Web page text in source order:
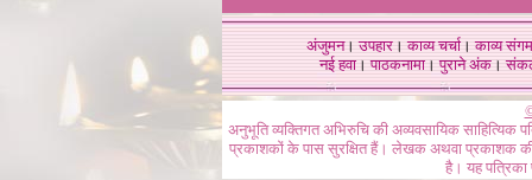
अंजुमन।उपहार।काव्य चर्चा।काव्य संगम
नई हवा। पाठकनामा। पुराने अंक।
अनुभूति व्यक्तिगत अभिरुचि की अव्यवसायिक
प्रकाशकों के पास सुरक्षित हैं। लेखक अथवा प्रकाशक की
है। यह पत्रिका